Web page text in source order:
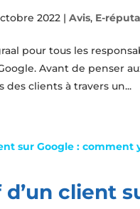
2022 |Avis, E-
pour tous les
Avant de penser
clients à travers un...
client